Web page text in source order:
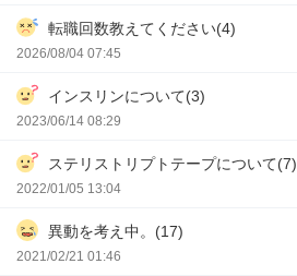
転職回数教えてください(4)
2026/08/04 07:45
インスリンについて(3)
2023/06/14 08:29
ステリストリプトテープについて(7)
2022/01/05 13:04
異動を考え中。(17)
2021/02/21 01:46